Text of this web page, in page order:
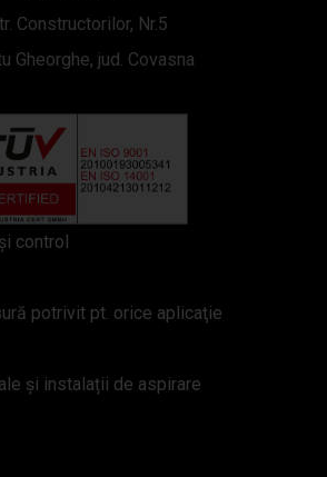
Constructorilor, Nr.5
Gheorghe, jud. Covasna
control
potrivit pt. orice aplicaţie
și instalații de aspirare